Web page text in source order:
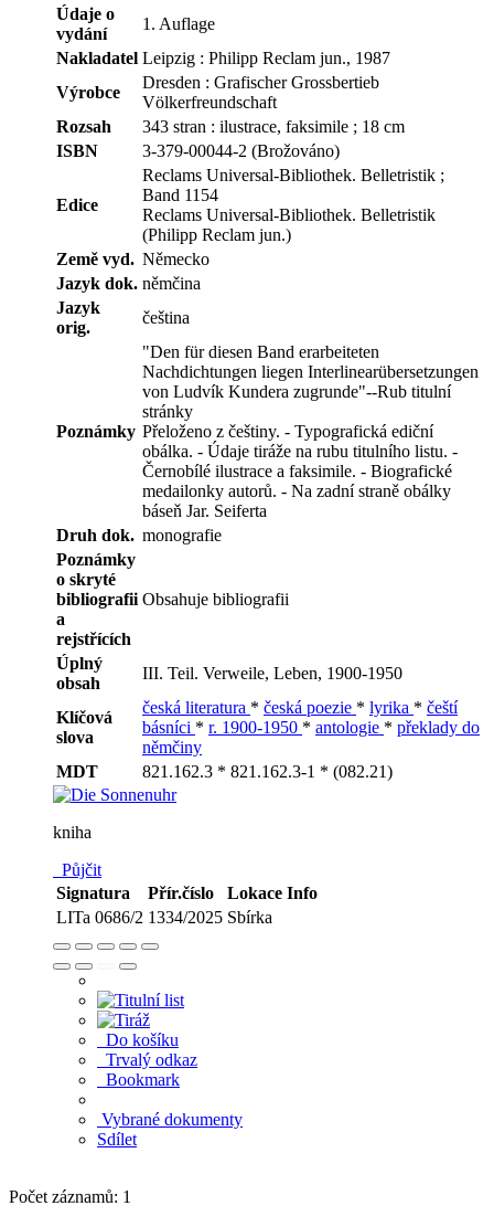
Údaje o
vydání
1. Auflage
Nakladatel Leipzig : Philipp Reclam jun., 1987
Výrobce
Dresden : Grafischer Grossbertieb
Völkerfreundschaft
Rozsah
343 stran : ilustrace, faksimile ; 18 cm
ISBN
3-379-00044-2 (Brožováno)
Edice
Reclams Universal-Bibliothek. Belletristik ;
Band 1154
Reclams Universal-Bibliothek. Belletristik
(Philipp Reclam jun.)
Země vyd. Německo
Jazyk dok. němčina
Jazyk
orig.
čeština
Poznámky
"Den für diesen Band erarbeiteten
Nachdichtungen liegen Interlinearübersetzungen
von Ludvík Kundera zugrunde"--Rub titulní
stránky
Přeloženo z češtiny. - Typografická ediční
obálka. - Údaje tiráže na rubu titulního listu. -
Černobílé ilustrace a faksimile. - Biografické
medailonky autorů. - Na zadní straně obálky
báseň Jar. Seiferta
Druh dok. monografie
Poznámky
o skryté
bibliografii
a
rejstřících
Obsahuje bibliografii
Úplný
obsah
III. Teil. Verweile, Leben, 1900-1950
Klíčová
slova
česká literatura * česká poezie * lyrika * čeští
básníci * r. 1900-1950 * antologie * překlady do
němčiny
MDT
821.162.3 * 821.162.3-1 * (082.21)
kniha
Půjčit
Signatura
Přír.číslo Lokace Info
LITa 0686/2 1334/2025 Sbírka
Do košíku
Trvalý odkaz
Bookmark
Vybrané dokumenty
Sdílet
Počet záznamů: 1